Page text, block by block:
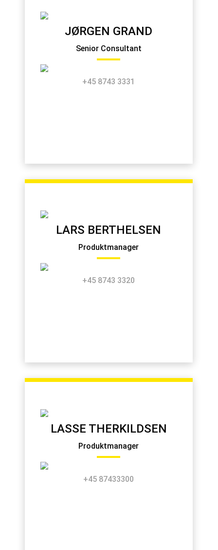
JØRGEN GRAND
Senior Consultant
+45 8743 3331
LARS BERTHELSEN
Produktmanager
+45 8743 3320
LASSE THERKILDSEN
Produktmanager
+45 87433300